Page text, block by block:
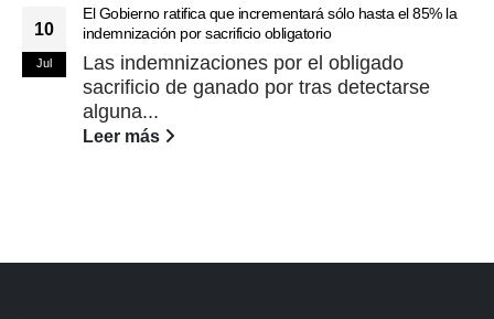
10
Jul
El Gobierno ratifica que incrementará sólo hasta el 85% la
indemnización por sacrificio obligatorio
Las indemnizaciones por el obligado
sacrificio de ganado por tras detectarse
alguna...
Leer más